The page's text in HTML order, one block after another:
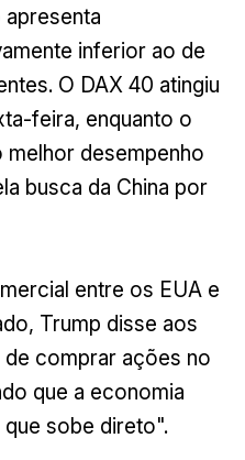
inferior ao de
O DAX 40 atingiu
feira, enquanto o
melhor desempenho
busca da China por
entre os EUA e
Trump disse aos
comprar ações no
que a economia
sobe direto".